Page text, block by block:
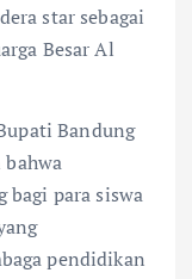
star sebagai
Besar Al
Bandung
bahwa
bagi para siswa
pendidikan